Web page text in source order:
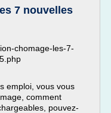
7 nouvelles
chomage-les-7-
emploi, vous vous
comment
pouvez-